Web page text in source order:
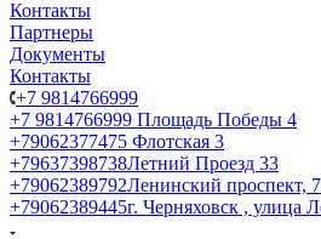
Контакты
Партнеры
Документы
Контакты
+7 9814766999
+7 9814766999 Площадь Победы 4
+79062377475 Флотская 3
+79637398738Летний Проезд 33
+79062389792Ленинский проспект,
+79062389445г. Черняховск , улица